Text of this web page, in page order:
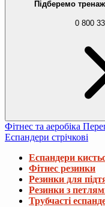
Підберемо
0 800
Фітнес та аеробіка
Еспандери стрічкові
Еспандери
Фітнес резинки
Резинки для
Резинки з
Трубчасті